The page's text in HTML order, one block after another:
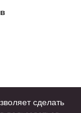
сделать